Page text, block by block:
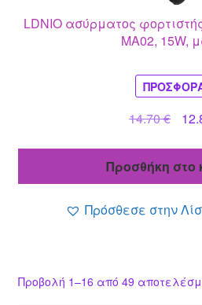
LDNIO ασύρματος
MA02, 15W,
14.70€
Προσθήκη στο
Πρόσθεσε στην
Προβολή 1–16 από 49